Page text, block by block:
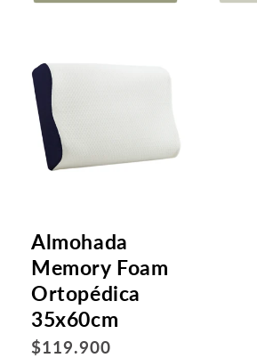
Almohada
Memory Foam
Ortopédica
35x60cm
Precio
$119.900